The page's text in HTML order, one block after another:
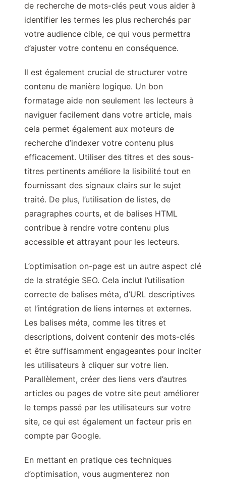
de recherche de mots-clés peut vous aider à
identifier les termes les plus recherchés par
votre audience cible, ce qui vous permettra
d’ajuster votre contenu en conséquence.
Il est également crucial de structurer votre
contenu de manière logique. Un bon
formatage aide non seulement les lecteurs à
naviguer facilement dans votre article, mais
cela permet également aux moteurs de
recherche d’indexer votre contenu plus
efficacement. Utiliser des titres et des sous-
titres pertinents améliore la lisibilité tout en
fournissant des signaux clairs sur le sujet
traité. De plus, l’utilisation de listes, de
paragraphes courts, et de balises HTML
contribue à rendre votre contenu plus
accessible et attrayant pour les lecteurs.
L’optimisation on-page est un autre aspect clé
de la stratégie SEO. Cela inclut l’utilisation
correcte de balises méta, d’URL descriptives
et l’intégration de liens internes et externes.
Les balises méta, comme les titres et
descriptions, doivent contenir des mots-clés
et être suffisamment engageantes pour inciter
les utilisateurs à cliquer sur votre lien.
Parallèlement, créer des liens vers d’autres
articles ou pages de votre site peut améliorer
le temps passé par les utilisateurs sur votre
site, ce qui est également un facteur pris en
compte par Google.
En mettant en pratique ces techniques
d’optimisation, vous augmenterez non